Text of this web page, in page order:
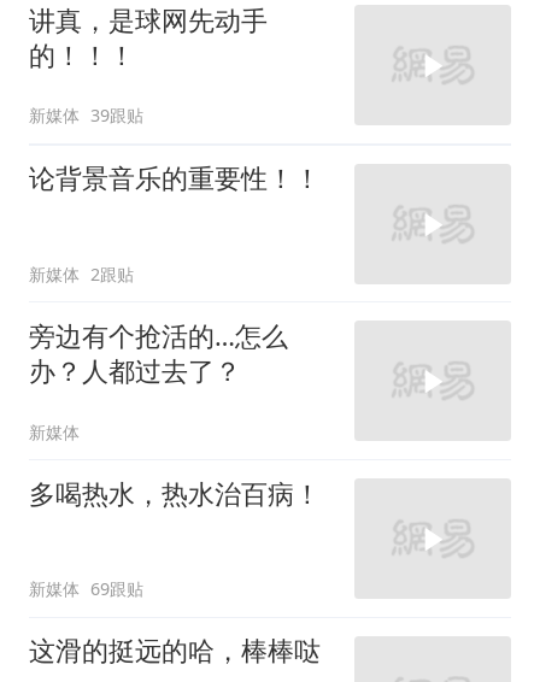
讲真，是球网先动手
的！！！
新媒体 39跟贴
论背景音乐的重要性！！
新媒体 2跟贴
旁边有个抢活的…怎么
办？人都过去了？
新媒体
多喝热水，热水治百病！
新媒体 69跟贴
这滑的挺远的哈，棒棒哒